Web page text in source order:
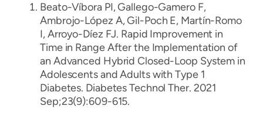
Beato-Víbora PI, Gallego-Gamero F,
Ambrojo-López A, Gil-Poch E, Martín-Romo
I, Arroyo-Díez FJ. Rapid Improvement in
Time in Range After the Implementation of
an Advanced Hybrid Closed-Loop System in
Adolescents and Adults with Type 1
Diabetes. Diabetes Technol Ther. 2021
Sep;23(9):609-615.